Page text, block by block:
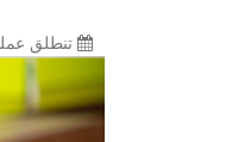
تنطلق عملية